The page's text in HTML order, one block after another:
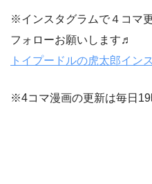
※インスタグラムで４コマ
フォローお願いします♬
トイプードルの虎太郎イン
※4コマ漫画の更新は毎日19